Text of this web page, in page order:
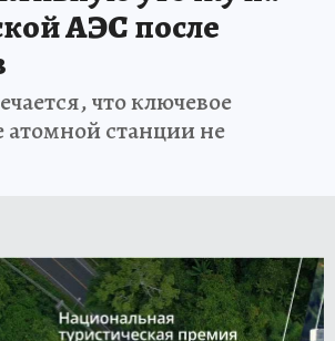
АЭС после
что ключевое
атомной станции не